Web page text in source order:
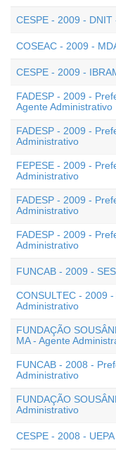
CESPE - 2009 -
COSEAC - 2009 -
CESPE - 2009 -
FADESP - 2009 -
Agente Administrativo
FADESP - 2009 -
Administrativo
FEPESE - 2009 -
Administrativo
FADESP - 2009 -
Administrativo
FADESP - 2009 -
Administrativo
FUNCAB - 2009 -
CONSULTEC - 2009
Administrativo
FUNDAÇÃO
MA - Agente
FUNCAB - 2008 -
Administrativo
FUNDAÇÃO
Administrativo
CESPE - 2008 -